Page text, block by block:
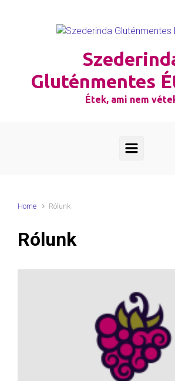
Gluténmentes
Étek, ami nem
Home Rólunk
Rólunk